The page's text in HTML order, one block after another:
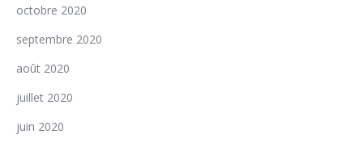
octobre 2020
septembre 2020
août 2020
juillet 2020
juin 2020